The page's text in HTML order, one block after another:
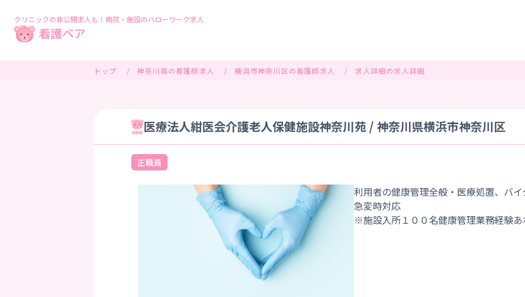
クリニックの非公開求人も！病院・施設のハローワーク求人
トップ 神奈川県の看護師求人 横浜市神奈川区の看護師求人 求人詳細の求人詳細
医療法人紺医会介護老人保健施設神奈川苑 / 神奈川県横浜市神奈川区
正職員
利用者の健康管理全般・医療処置、バ
急変時対応